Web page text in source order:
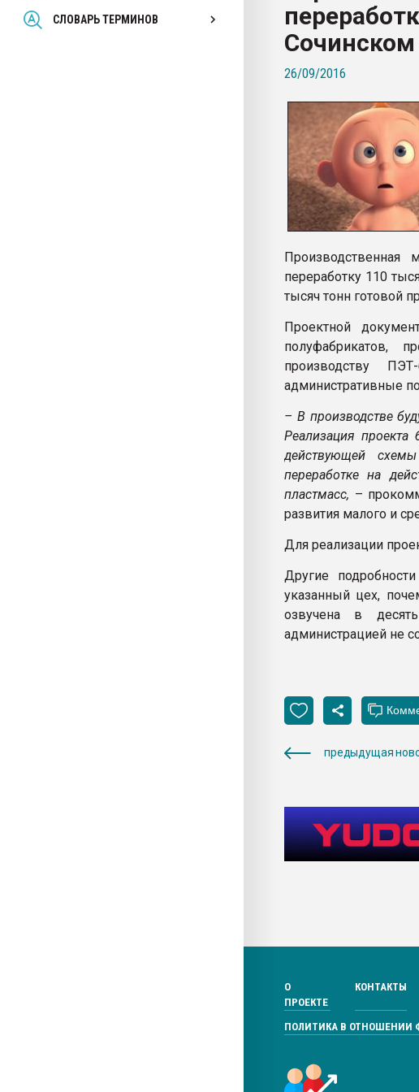
СЛОВАРЬ ТЕРМИНОВ
Всё, что касается выдува ПЭТ
бутылок
ПЕРЕЙТИ НА ФОРУМ
26/09/2016
Производственная
переработку 110
тысяч тонн готовой
Проектной
полуфабрикатов,
производству
административные
– В производстве
Реализация проекта
действующей схемы
переработке на
пластмасс, –
развития малого и
Для реализации
Другие
указанный цех,
озвучена в
администрацией не
предыдущая
О
ПРОЕКТЕ
КОНТАКТЫ
ПОЛИТИКА В ОТНОШЕНИИ